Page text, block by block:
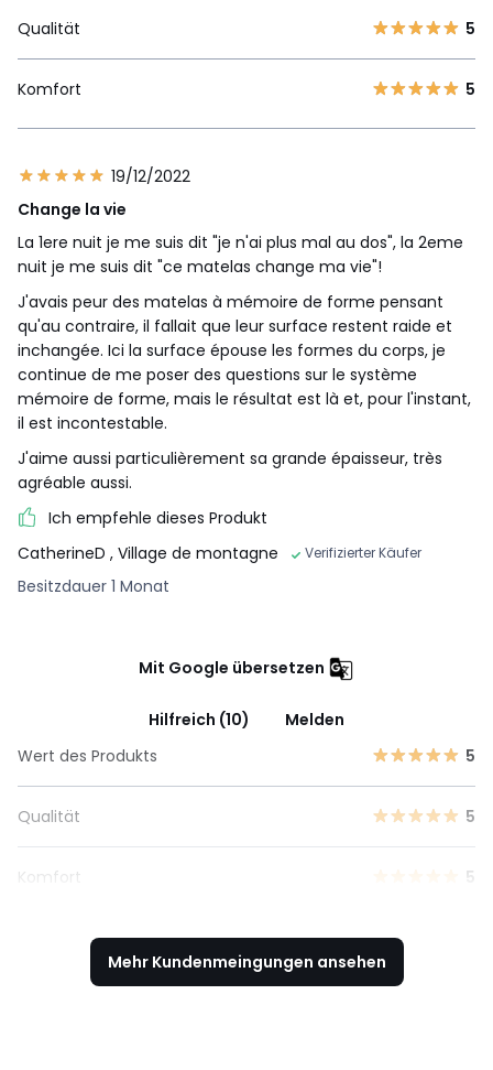
Qualität 5
Komfort 5
19/12/2022
Change la vie
La 1ere nuit je me suis dit "je n'ai plus mal au dos", la 2eme
nuit je me suis dit "ce matelas change ma vie"!
J'avais peur des matelas à mémoire de forme pensant
qu'au contraire, il fallait que leur surface restent raide et
inchangée. Ici la surface épouse les formes du corps, je
continue de me poser des questions sur le système
mémoire de forme, mais le résultat est là et, pour l'instant,
il est incontestable.
J'aime aussi particulièrement sa grande épaisseur, très
agréable aussi.
Ich empfehle dieses Produkt
CatherineD , Village de montagne Verifizierter Käufer
Besitzdauer 1 Monat
Mit Google übersetzen
Hilfreich (10)
Melden
Wert des Produkts
5
Qualität 5
Komfort 5
Mehr Kundenmeingungen ansehen